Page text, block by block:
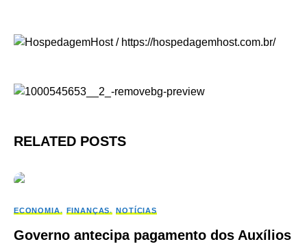
RELATED POSTS
ECONOMIA FINANÇAS NOTÍCIAS
Governo antecipa pagamento dos Auxílios